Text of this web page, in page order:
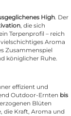
High. Der
, die sich
Terpenprofil – reich
Aroma
Zusammenspiel
königlicher Ruhe.
effizient und
Outdoor-Ernten bis
Blüten
die Kraft, Aroma und